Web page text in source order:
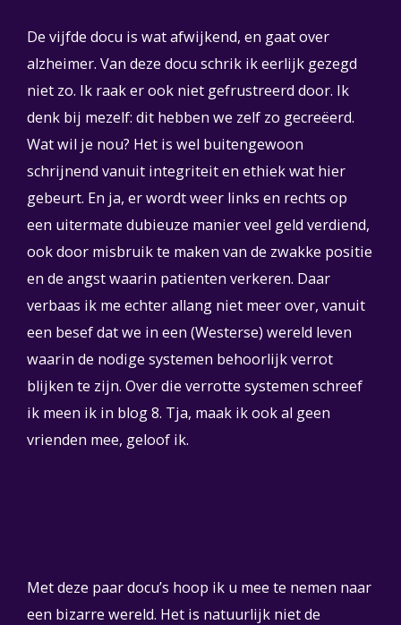
De vijfde docu is wat afwijkend, en gaat over
alzheimer. Van deze docu schrik ik eerlijk gezegd
niet zo. Ik raak er ook niet gefrustreerd door. Ik
denk bij mezelf: dit hebben we zelf zo gecreëerd.
Wat wil je nou? Het is wel buitengewoon
schrijnend vanuit integriteit en ethiek wat hier
gebeurt. En ja, er wordt weer links en rechts op
een uitermate dubieuze manier veel geld verdiend,
ook door misbruik te maken van de zwakke positie
en de angst waarin patienten verkeren. Daar
verbaas ik me echter allang niet meer over, vanuit
een besef dat we in een (Westerse) wereld leven
waarin de nodige systemen behoorlijk verrot
blijken te zijn. Over die verrotte systemen schreef
ik meen ik in blog 8. Tja, maak ik ook al geen
vrienden mee, geloof ik.
Met deze paar docu’s hoop ik u mee te nemen naar
een bizarre wereld. Het is natuurlijk niet de